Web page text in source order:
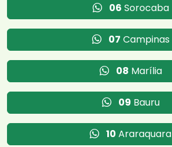
06 Sorocaba
07 Campinas
08 Marília
09 Bauru
10 Araraquara